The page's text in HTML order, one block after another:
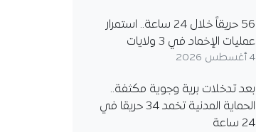
56 حريقاً خلال 24 ساعة.. استمرار
عمليات الإخماد في 3 ولايات
4 أغسطس 2026
بعد تدخلات برية وجوية مكثفة..
الحماية المدنية تخمد 34 حريقا في
24 ساعة